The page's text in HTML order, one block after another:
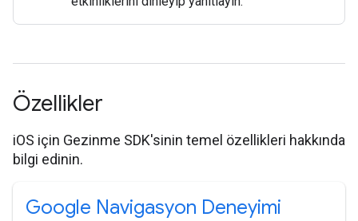
Özellikler
iOS için Gezinme SDK'sinin temel özellikleri hakkında
bilgi edinin.
Google Navigasyon Deneyimi